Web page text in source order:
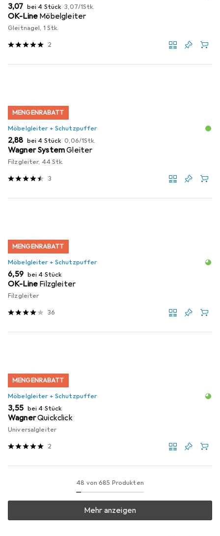
EUR
3,07 bei 4 Stück EUR
3,07/1Stk.
OK-Line Möbelgleiter
Gleitnagel, 1 Stk.
2
MENGENRABATT
Möbelgleiter + Schutzpuffer
EUR
2,88 bei 4 Stück EUR
0,06/1Stk.
Wagner SystemGleiter
Filzgleiter, 44 Stk.
3
MENGENRABATT
Möbelgleiter + Schutzpuffer
EUR
6,59 bei 4 Stück
OK-Line Filzgleiter
Filzgleiter
36
MENGENRABATT
Möbelgleiter + Schutzpuffer
EUR
3,55 bei 4 Stück
WagnerQuickclick
Universalgleiter
2
48 von 685 Produkten
Mehr anzeigen